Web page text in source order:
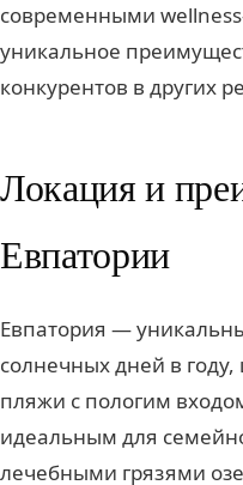
современными
уникальное
конкурентов в других
Локация и
Евпатории
Евпатория —
солнечных дней в
пляжи с пологим
идеальным для
лечебными грязями